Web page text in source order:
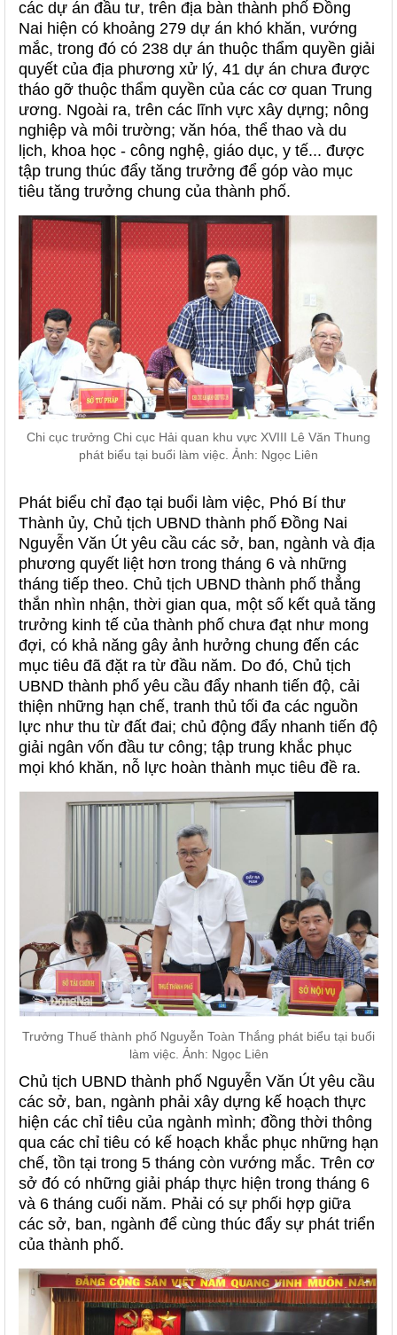
các dự án đầu tư, trên địa bàn thành phố Đồng
Nai hiện có khoảng 279 dự án khó khăn, vướng
mắc, trong đó có 238 dự án thuộc thẩm quyền giải
quyết của địa phương xử lý, 41 dự án chưa được
tháo gỡ thuộc thẩm quyền của các cơ quan Trung
ương. Ngoài ra, trên các lĩnh vực xây dựng; nông
nghiệp và môi trường; văn hóa, thể thao và du
lịch, khoa học - công nghệ, giáo dục, y tế... được
tập trung thúc đẩy tăng trưởng để góp vào mục
tiêu tăng trưởng chung của thành phố.
Chi cục trưởng Chi cục Hải quan khu vực XVIII Lê Văn Thung
phát biểu tại buổi làm việc. Ảnh: Ngọc Liên
Phát biểu chỉ đạo tại buổi làm việc, Phó Bí thư
Thành ủy, Chủ tịch UBND thành phố Đồng Nai
Nguyễn Văn Út yêu cầu các sở, ban, ngành và địa
phương quyết liệt hơn trong tháng 6 và những
tháng tiếp theo. Chủ tịch UBND thành phố thẳng
thắn nhìn nhận, thời gian qua, một số kết quả tăng
trưởng kinh tế của thành phố chưa đạt như mong
đợi, có khả năng gây ảnh hưởng chung đến các
mục tiêu đã đặt ra từ đầu năm. Do đó, Chủ tịch
UBND thành phố yêu cầu đẩy nhanh tiến độ, cải
thiện những hạn chế, tranh thủ tối đa các nguồn
lực như thu từ đất đai; chủ động đẩy nhanh tiến độ
giải ngân vốn đầu tư công; tập trung khắc phục
mọi khó khăn, nỗ lực hoàn thành mục tiêu đề ra.
Trưởng Thuế thành phố Nguyễn Toàn Thắng phát biểu tại buổi
làm việc. Ảnh: Ngọc Liên
Chủ tịch UBND thành phố Nguyễn Văn Út yêu cầu
các sở, ban, ngành phải xây dựng kế hoạch thực
hiện các chỉ tiêu của ngành mình; đồng thời thông
qua các chỉ tiêu có kế hoạch khắc phục những hạn
chế, tồn tại trong 5 tháng còn vướng mắc. Trên cơ
sở đó có những giải pháp thực hiện trong tháng 6
và 6 tháng cuối năm. Phải có sự phối hợp giữa
các sở, ban, ngành để cùng thúc đẩy sự phát triển
của thành phố.